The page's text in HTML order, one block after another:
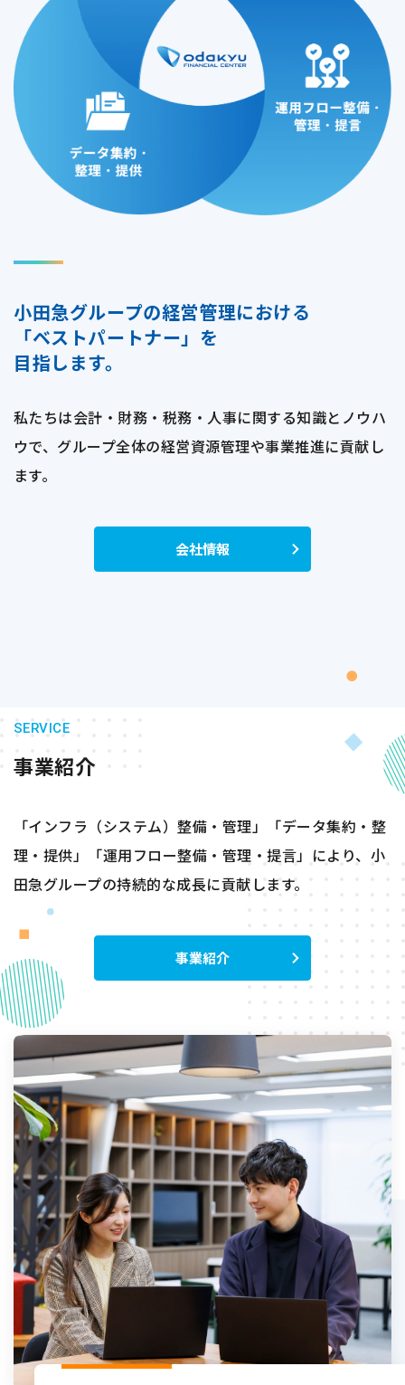
小田急グループの経営管理における
「ベストパートナー」を
目指します。
私たちは会計・財務・税務・人事に関する知識とノウハ
ウで、 グループ全体の経営資源管理や事業推進に貢献し
ます。
会社情報
SERVICE
事業紹介
「インフラ（システム）整備・管理」「データ集約・整
理・提供」「運用フロー整備・管理・提言」により、小
田急グループの持続的な成長に貢献します。
事業紹介